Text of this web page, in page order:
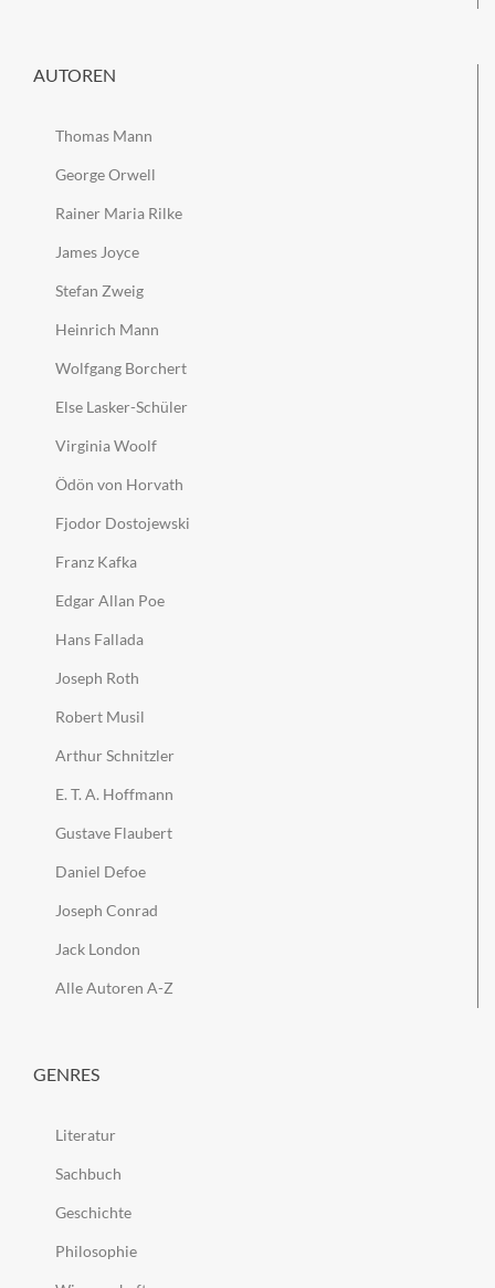
AUTOREN
Thomas Mann
George Orwell
Rainer Maria Rilke
James Joyce
Stefan Zweig
Heinrich Mann
Wolfgang Borchert
Else Lasker-Schüler
Virginia Woolf
Ödön von Horvath
Fjodor Dostojewski
Franz Kafka
Edgar Allan Poe
Hans Fallada
Joseph Roth
Robert Musil
Arthur Schnitzler
E. T. A. Hoffmann
Gustave Flaubert
Daniel Defoe
Joseph Conrad
Jack London
Alle Autoren A-Z
GENRES
Literatur
Sachbuch
Geschichte
Philosophie